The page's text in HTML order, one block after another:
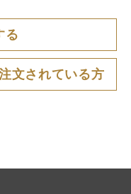
る
文されている方